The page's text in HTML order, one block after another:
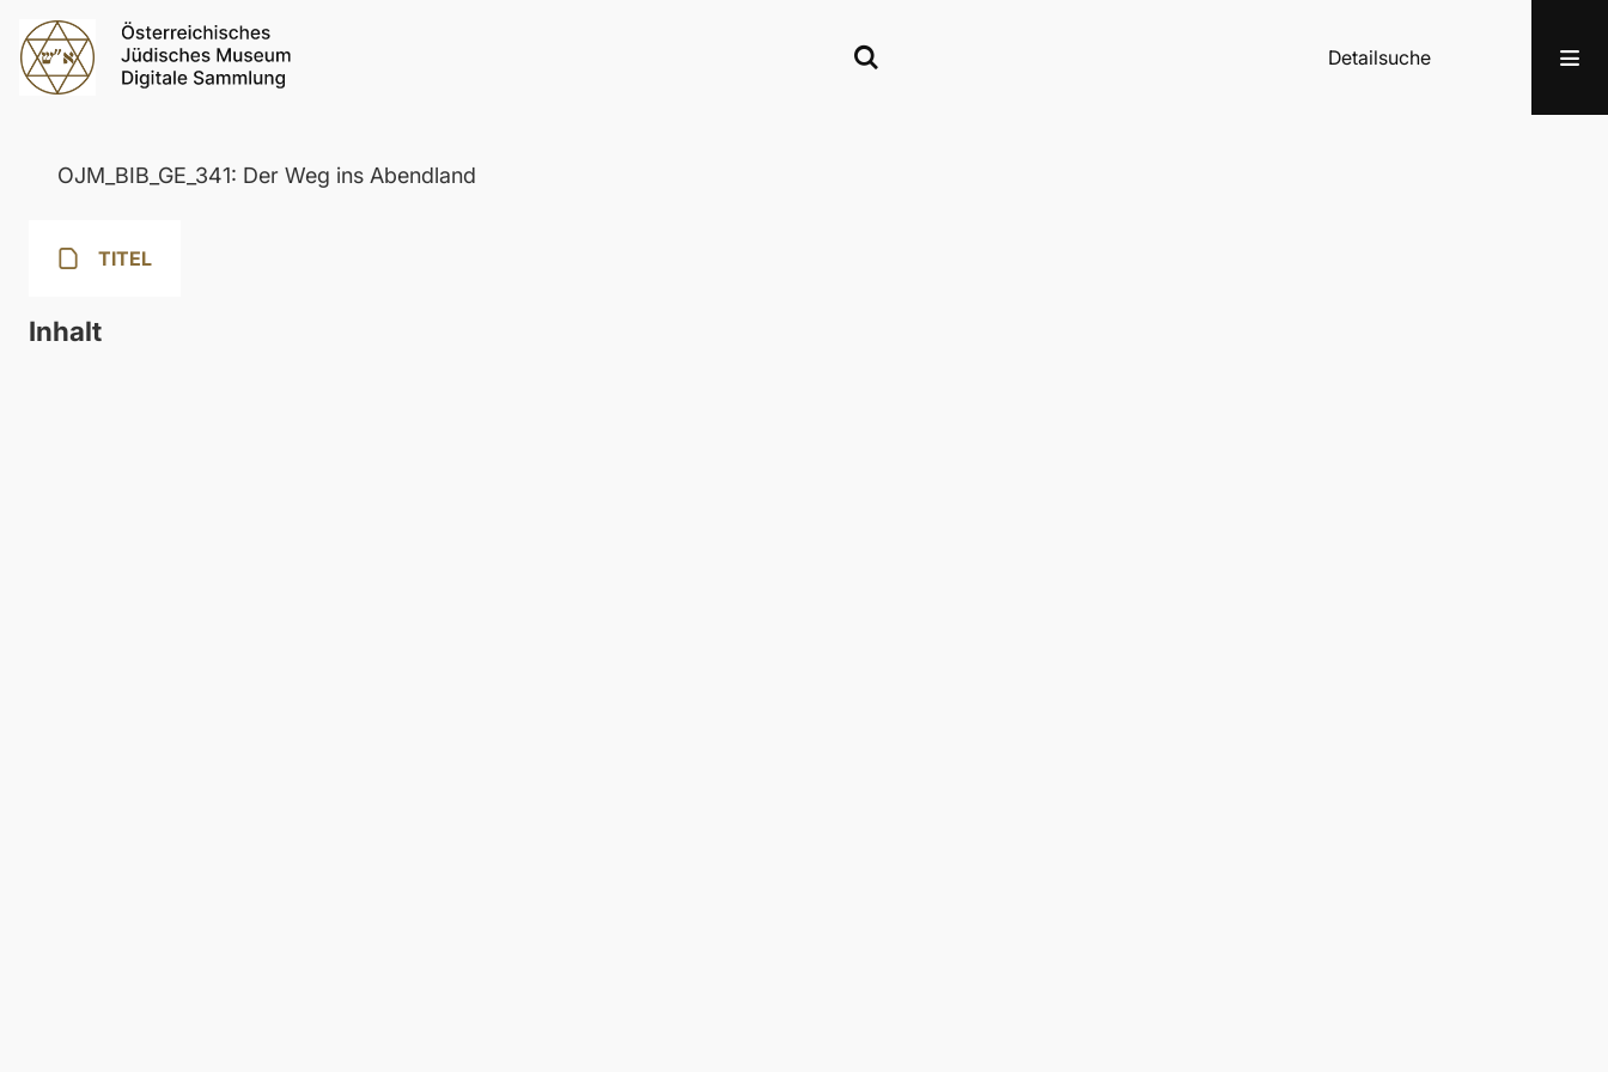
Detailsuche
OJM_BIB_GE_341: Der Weg ins Abendland
TITEL
Inhalt